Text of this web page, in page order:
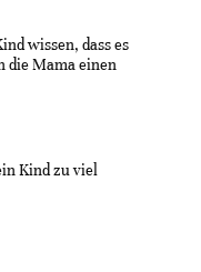
wissen, dass es
die Mama einen
Kind zu viel